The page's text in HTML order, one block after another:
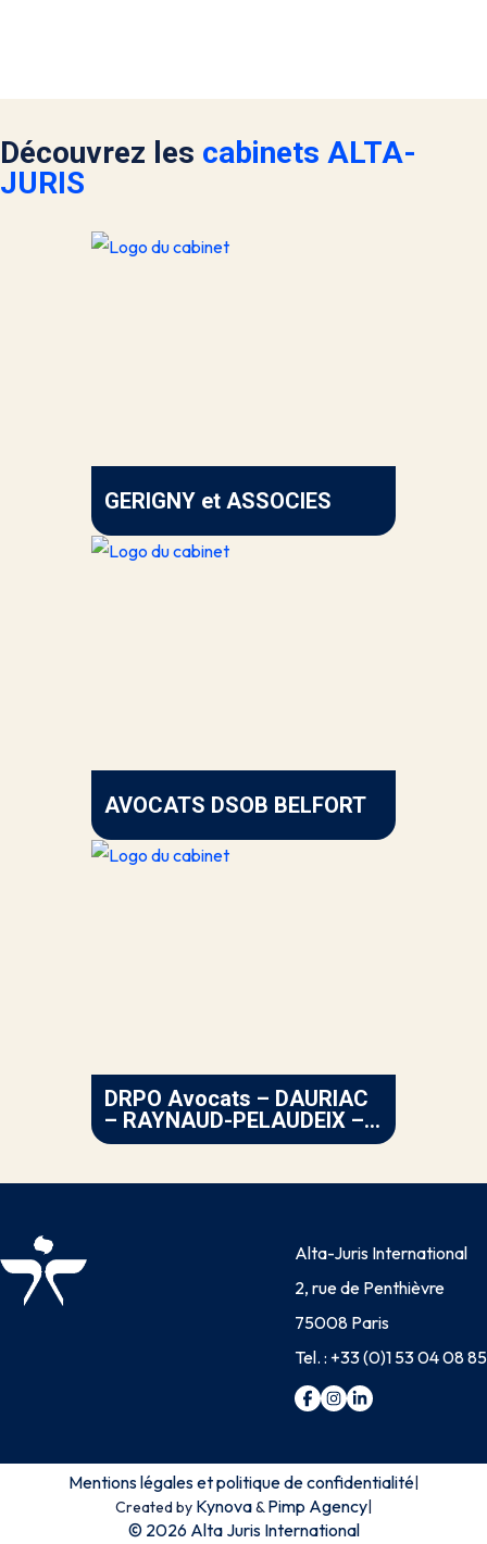
Découvrez les cabinets ALTA-
JURIS
GERIGNY et ASSOCIES
AVOCATS DSOB BELFORT
DRPO Avocats – DAURIAC
– RAYNAUD-PELAUDEIX –
OUDJEDI
Alta-Juris International
2, rue de Penthièvre
75008 Paris
Tel. : +33 (0)1 53 04 08 85
Mentions légales et politique de confidentialité|
Created by Kynova&Pimp Agency|
© 2026 Alta Juris International